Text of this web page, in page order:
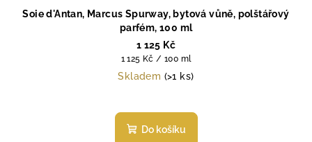
Soie d'Antan, Marcus Spurway, bytová vůně, polštářový
parfém, 100 ml
1 125 Kč
Měrná
cena:
1 125 Kč / 100 ml
Skladem (>1 ks)
Do košíku